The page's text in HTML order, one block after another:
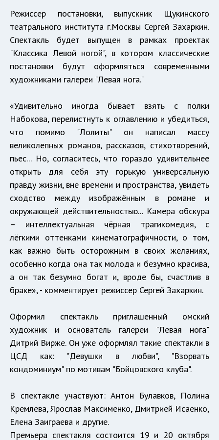
Режиссер постановки, выпускник Щукинского
театрального института г.Москвы Сергей Захаркин.
Спектакль будет выпущен в рамках проектак
"Классика Левой ногой", в котором классические
постановки будут оформляться современными
художниками галереи "Левая нога."
«Удивительно иногда бывает взять с полки
Набокова, перелистнуть к оглавлению и убедиться,
что помимо "Лолиты" он написал массу
великолепных романов, рассказов, стихотворений,
пьес... Но, согласитесь, что гораздо удивительнее
открыть для себя эту горькую универсальную
правду жизни, вне времени и пространства, увидеть
сходство между изображённым в романе и
окружающей действительностью... Камера обскура
– интеллектуальная чёрная трагикомедия, с
лёгкими оттенками кинематографичности, о том,
как важно быть осторожным в своих желаниях,
особенно когда она так молода и безумно красива,
а он так безумно богат и, вроде бы, счастлив в
браке», - комментирует режиссер Сергей Захаркин.
Оформил спектакль приглашенный омский
художник и основатель галереи "Левая нога"
Дитрий Вирже. Он уже оформлял такие спектакли в
ЦСД как: "Девушки в любви", "Взорвать
кондоминиум" по мотивам "Бойцовского клуба".
В спектакле участвуют: Антон Булавков, Полина
Кремлева, Ярослав Максименко, Дмитрией Исаенко,
Елена Заиграева и другие.
Премьера спектакля состоится 19 и 20 октября